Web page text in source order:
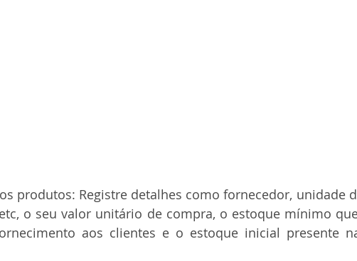
produtos: Registre detalhes como fornecedor, unidade
o seu valor unitário de compra, o estoque mínimo
aos clientes e o estoque inicial presente